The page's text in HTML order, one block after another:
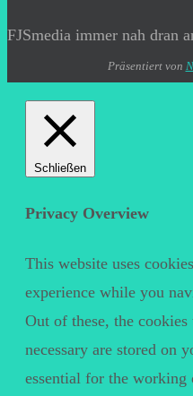
FJSmedia immer nah dran
Präsentiert von
Schließen
Privacy Overview
This website uses
experience while you
Out of these, the cookies
necessary are stored on
essential for the